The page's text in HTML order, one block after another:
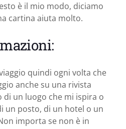
è il mio modo, diciamo
cartina aiuta molto.
quindi ogni volta che
anche su una rivista
di un luogo che mi ispira o
un posto, di un hotel o un
importa se non è in